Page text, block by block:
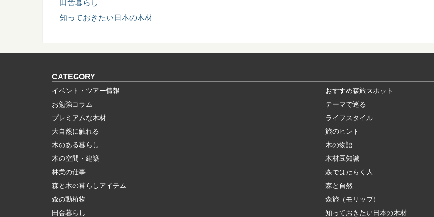
いますか？ また、あ
田舎暮らし
知っておきたい日本の木材
CATEGORY
イベント・ツアー情報
おすすめ森旅スポット
お勉強コラム
テーマで巡る
プレミアムな木材
ライフスタイル
大自然に触れる
旅のヒント
木のある暮らし
木の物語
木の空間・建築
木材豆知識
林業の仕事
森ではたらく人
森と木の暮らしアイテム
森と自然
森の動植物
森旅（モリップ）
田舎暮らし
知っておきたい日本の木材